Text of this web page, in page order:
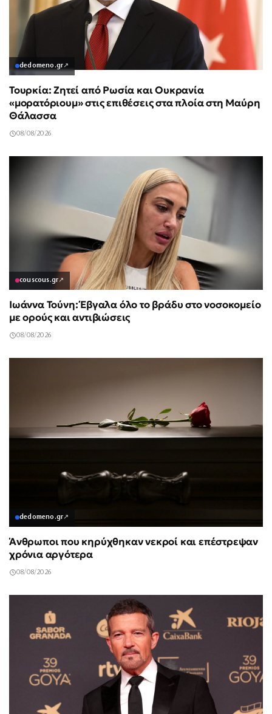
dedomeno.gr↗
Τουρκία: Ζητεί από Ρωσία και Ουκρανία
«μορατόριουμ» στις επιθέσεις στα πλοία στη Μαύρη
Θάλασσα
08/08/2026
couscous.gr↗
Ιωάννα Τούνη: Έβγαλα όλο το βράδυ στο νοσοκομείο
με ορούς και αντιβιώσεις
08/08/2026
dedomeno.gr↗
Άνθρωποι που κηρύχθηκαν νεκροί και επέστρεψαν
χρόνια αργότερα
08/08/2026